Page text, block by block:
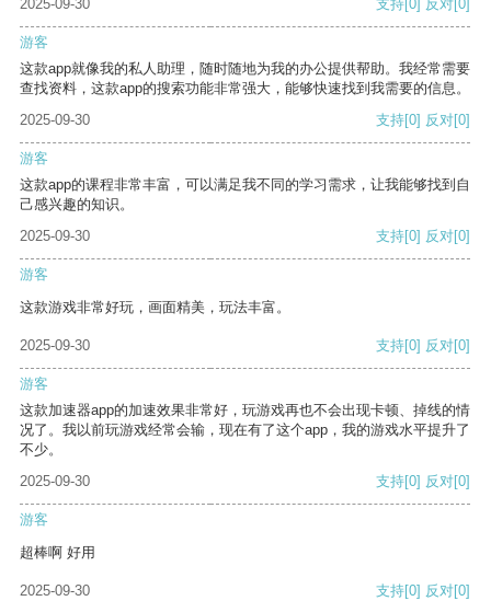
2025-09-30
支持[0] 反对[0]
游客
这款app就像我的私人助理，随时随地为我的办公提供帮助。我经常需要
查找资料，这款app的搜索功能非常强大，能够快速找到我需要的信息。
2025-09-30
支持[0] 反对[0]
游客
这款app的课程非常丰富，可以满足我不同的学习需求，让我能够找到自
己感兴趣的知识。
2025-09-30
支持[0] 反对[0]
游客
这款游戏非常好玩，画面精美，玩法丰富。
2025-09-30 支持[0] 反对[0]
游客
这款加速器app的加速效果非常好，玩游戏再也不会出现卡顿、掉线的情
况了。我以前玩游戏经常会输，现在有了这个app，我的游戏水平提升了
不少。
2025-09-30
支持[0] 反对[0]
游客
超棒啊 好用
2025-09-30 支持[0] 反对[0]